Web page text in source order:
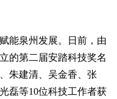
能泉州发展。日前，由
的第二届安踏科技奖名
朱建清、吴金香、张
磊等10位科技工作者获